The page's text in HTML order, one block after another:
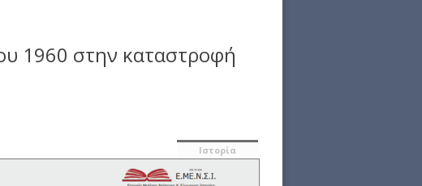
1960 στην καταστροφή
Ιστορία